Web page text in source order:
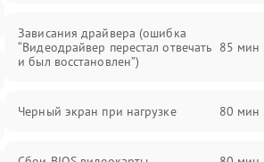
Зависания драйвера (ошибка
“Видеодрайвер перестал отвечать
и был восстановлен”)
85 мин
Черный экран при нагрузке 80 мин